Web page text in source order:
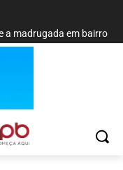
a madrugada em bairro